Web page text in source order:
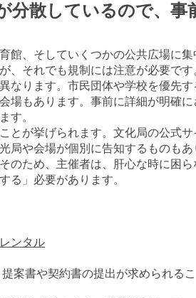
分散しているので、事
館、そしていくつかの公共広場に集
、それでも規制には注意が必要です
なります。市民団体や学校を優先す
場もあります。事前に詳細が明確に
す。
とが挙げられます。文化局の公式サ
局や会場が個別に告知するものもあ
のため、主催者は、肝心な時に困ら
る」必要があります。
ンタル
案書や契約書の提出が求められるこ